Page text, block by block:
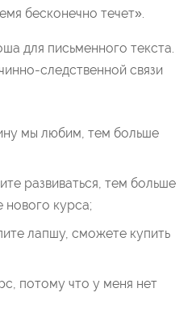
бесконечно течет».
для письменного текста.
следственной связи
мы любим, тем больше
развиваться, тем больше
нового курса;
лапшу, сможете купить
потому что у меня нет